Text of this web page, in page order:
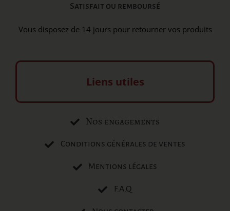
Satisfait ou remboursé
Vous disposez de 14 jours pour retourner vos produits
Liens utiles
Nos engagements
Conditions générales de ventes
Mentions légales
F.A.Q